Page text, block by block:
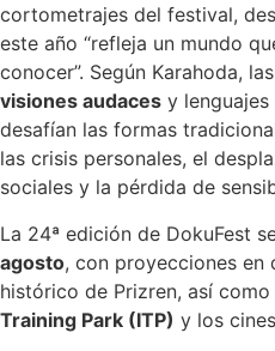
cortometrajes del festival,
este año “refleja un mundo
conocer”. Según Karahoda,
visiones audaces y
desafían las formas
las crisis personales, el
sociales y la pérdida de
La 24ª edición de DokuFest
agosto, con proyecciones en
histórico de Prizren, así como
Training Park (ITP) y los cines